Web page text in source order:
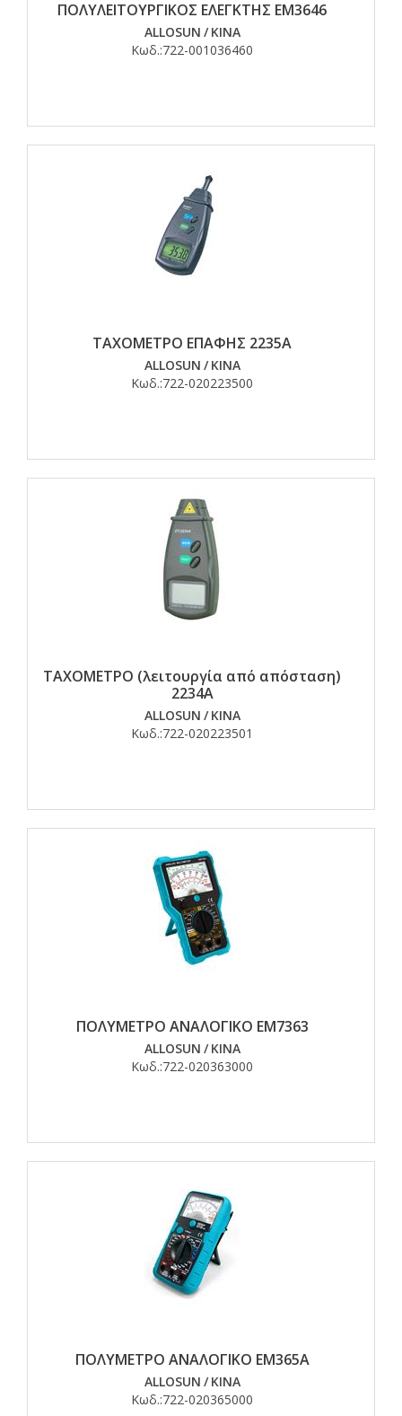
ΠΟΛΥΛΕΙΤΟΥΡΓΙΚΟΣ ΕΛΕΓΚΤΗΣ ΕΜ3646
ALLOSUN / ΚΙΝΑ
Κωδ.:722-001036460
ΤΑΧΟΜΕΤΡΟ ΕΠΑΦΗΣ 2235Α
ALLOSUN / ΚΙΝΑ
Κωδ.:722-020223500
ΤΑΧΟΜΕΤΡΟ (λειτουργία από απόσταση)
2234Α
ALLOSUN / ΚΙΝΑ
Κωδ.:722-020223501
ΠΟΛΥΜΕΤΡΟ ΑΝΑΛΟΓΙΚΟ ΕΜ7363
ALLOSUN / ΚΙΝΑ
Κωδ.:722-020363000
ΠΟΛΥΜΕΤΡΟ ΑΝΑΛΟΓΙΚΟ ΕΜ365Α
ALLOSUN / ΚΙΝΑ
Κωδ.:722-020365000